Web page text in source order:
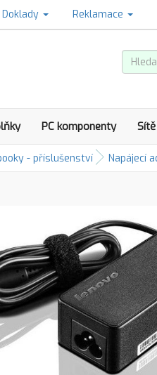
Doklady Reklamace
PC komponenty Sítě
- příslušenství Napájecí